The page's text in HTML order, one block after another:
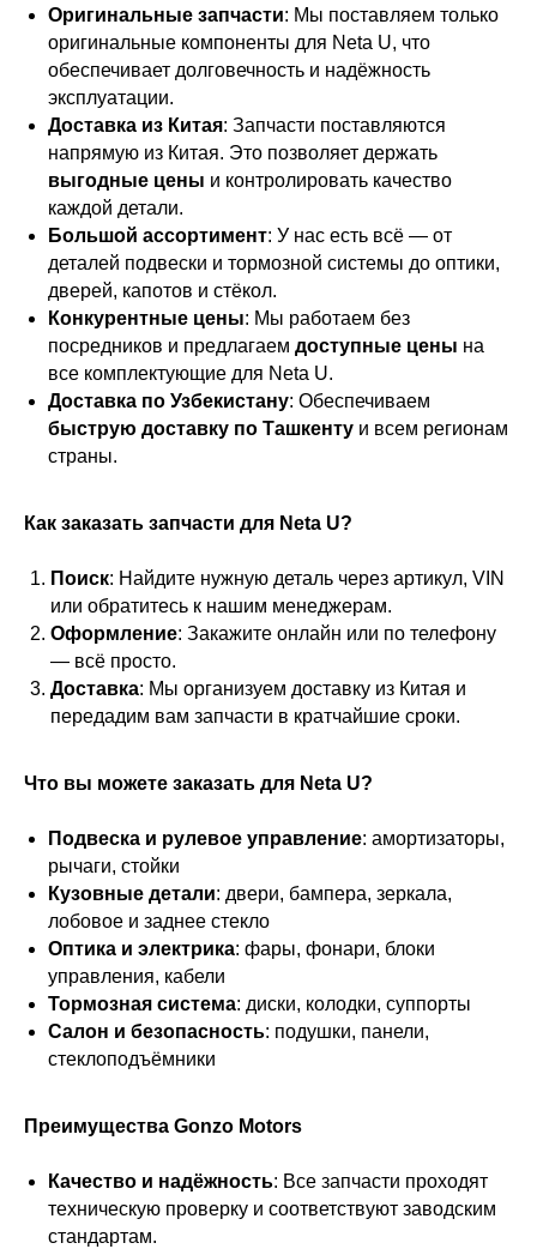
Оригинальные запчасти: Мы поставляем только
оригинальные компоненты для Neta U, что
обеспечивает долговечность и надёжность
эксплуатации.
Доставка из Китая: Запчасти поставляются
напрямую из Китая. Это позволяет держать
выгодные цены и контролировать качество
каждой детали.
Большой ассортимент: У нас есть всё — от
деталей подвески и тормозной системы до оптики,
дверей, капотов и стёкол.
Конкурентные цены: Мы работаем без
посредников и предлагаем доступные цены на
все комплектующие для Neta U.
Доставка по Узбекистану: Обеспечиваем
быструю доставку по Ташкенту и всем регионам
страны.
Как заказать запчасти для Neta U?
Поиск: Найдите нужную деталь через артикул, VIN
или обратитесь к нашим менеджерам.
Оформление: Закажите онлайн или по телефону
— всё просто.
Доставка: Мы организуем доставку из Китая и
передадим вам запчасти в кратчайшие сроки.
Что вы можете заказать для Neta U?
Подвеска и рулевое управление: амортизаторы,
рычаги, стойки
Кузовные детали: двери, бампера, зеркала,
лобовое и заднее стекло
Оптика и электрика: фары, фонари, блоки
управления, кабели
Тормозная система: диски, колодки, суппорты
Салон и безопасность: подушки, панели,
стеклоподъёмники
Преимущества Gonzo Motors
Качество и надёжность: Все запчасти проходят
техническую проверку и соответствуют заводским
стандартам.